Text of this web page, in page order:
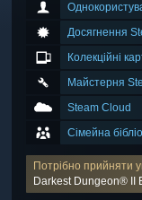
Досягнення
Колекційні
Майстерня
Steam Cloud
Сімейна
Потрібно прийняти
Darkest Dungeon® II